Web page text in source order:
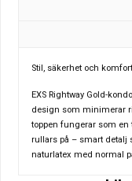
Stil, säkerhet och
EXS Rightway Gold-
design som minimerar
toppen fungerar som
rullars på – smart detalj
naturlatex med normal